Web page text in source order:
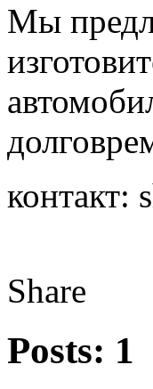
Мы
контакт:
Share
Posts: 1